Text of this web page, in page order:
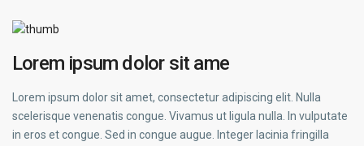
Lorem ipsum dolor sit ame
Lorem ipsum dolor sit amet, consectetur adipiscing elit. Nulla
scelerisque venenatis congue. Vivamus ut ligula nulla. In vulputate
in eros et congue. Sed in congue augue. Integer lacinia fringilla